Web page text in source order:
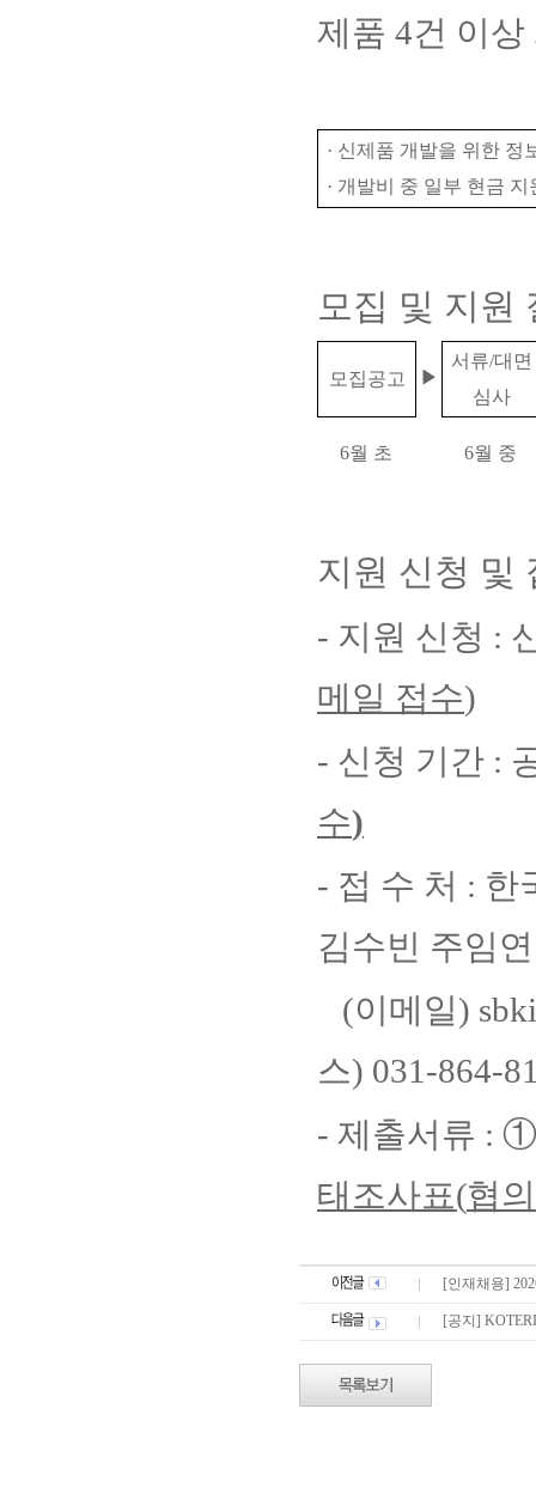
제품 4건 이
· 신제품 개발을 위한 정
· 개발비 중 일부 현금 지
모집 및 지원
모집공고 ▶
서류/대면
심사
6월 초 6월 중
지원 신청 및
- 지원 신청 :
메일 접수)
- 신청 기간 :
수)
- 접 수 처 : 한
김수빈 주임
(이메일)
스) 031-864-
- 제출서류 : ①
태조사표(협
[인재채용]
[공지]